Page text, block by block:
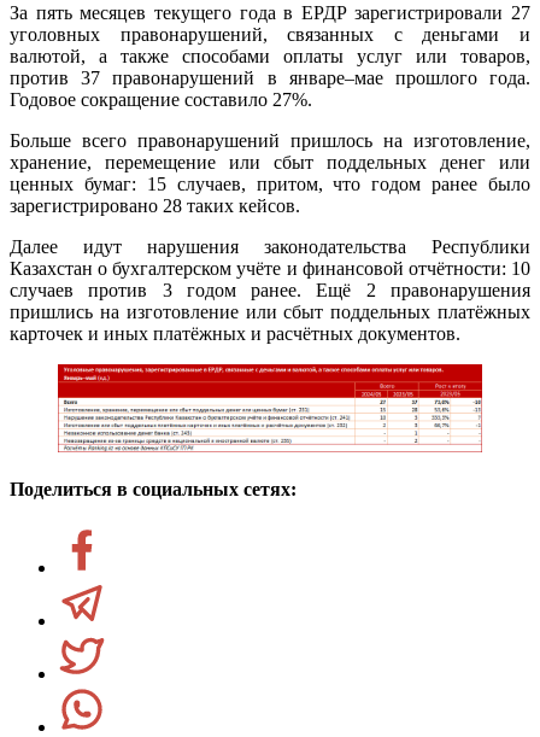
За пять месяцев текущего года в ЕРДР зарегистрировали 27
уголовных правонарушений, связанных с деньгами и
валютой, а также способами оплаты услуг или товаров,
против 37 правонарушений в январе–мае прошлого года.
Годовое сокращение составило 27%.
Больше всего правонарушений пришлось на изготовление,
хранение, перемещение или сбыт поддельных денег или
ценных бумаг: 15 случаев, притом, что годом ранее было
зарегистрировано 28 таких кейсов.
Далее идут нарушения законодательства Республики
Казахстан о бухгалтерском учёте и финансовой отчётности: 10
случаев против 3 годом ранее. Ещё 2 правонарушения
пришлись на изготовление или сбыт поддельных платёжных
карточек и иных платёжных и расчётных документов.
Поделиться в социальных сетях: